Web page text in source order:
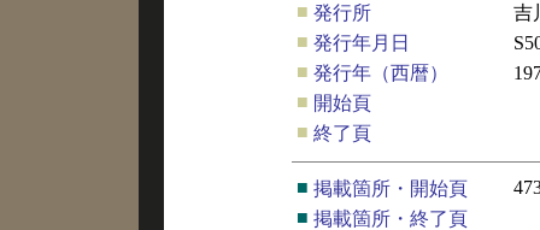
■ 発行所
吉
■ 発行年月日
■ 発行年（西暦）
■ 開始頁
■ 終了頁
■ 掲載箇所・開始頁
■ 掲載箇所・終了頁